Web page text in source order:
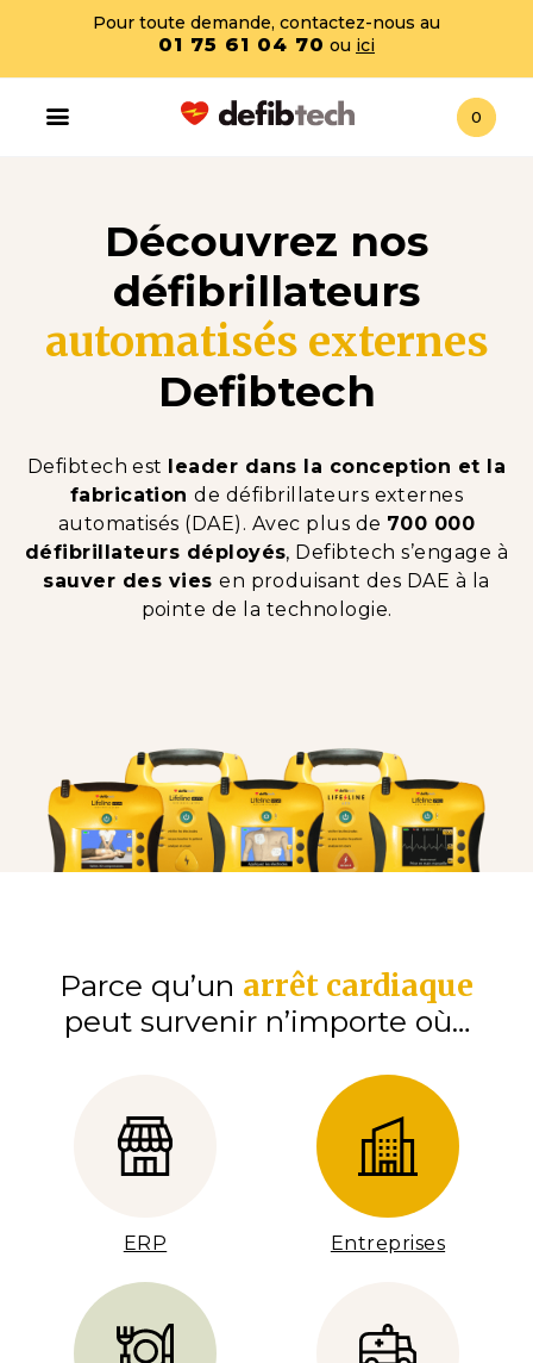
Pour toute demande, contactez-nous au
01 75 61 04 70 ou ici
0
Découvrez nos
défibrillateurs
automatisés externes
Defibtech
Defibtech est leader dans la conception et la
fabricationde défibrillateurs externes
automatisés (DAE). Avec plus de 700 000
défibrillateurs déployés, Defibtech s’engage à
sauver des viesen produisant des DAE à la
pointe de la technologie.
Parce qu’un arrêt cardiaque
peut survenir n’importe où…
ERP Entreprises